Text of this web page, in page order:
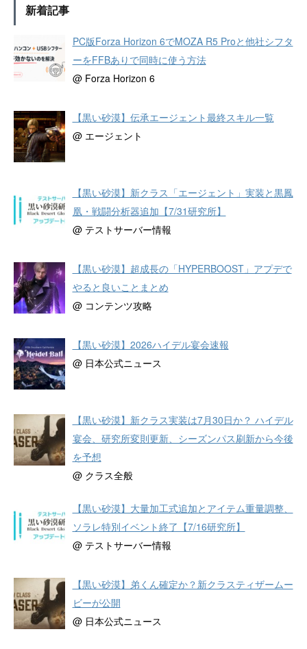
新着記事
PC版Forza Horizon 6でMOZA R5 Proと他社シフタ
ーをFFBありで同時に使う方法
@ Forza Horizon 6
【黒い砂漠】伝承エージェント最終スキル一覧
@ エージェント
【黒い砂漠】新クラス「エージェント」実装と黒鳳
凰・戦闘分析器追加【7/31研究所】
@ テストサーバー情報
【黒い砂漠】超成長の「HYPERBOOST」アプデで
やると良いことまとめ
@ コンテンツ攻略
【黒い砂漠】2026ハイデル宴会速報
@ 日本公式ニュース
【黒い砂漠】新クラス実装は7月30日か？ ハイデル
宴会、研究所変則更新、シーズンパス刷新から今後
を予想
@ クラス全般
【黒い砂漠】大量加工式追加とアイテム重量調整、
ソラレ特別イベント終了【7/16研究所】
@ テストサーバー情報
【黒い砂漠】弟くん確定か？新クラスティザームー
ビーが公開
@ 日本公式ニュース